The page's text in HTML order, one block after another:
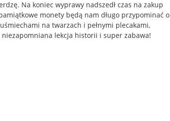
Na koniec wyprawy nadszedł czas na zakup
monety będą nam długo przypominać o
na twarzach i pełnymi plecakami,
niezapomniana lekcja historii i super zabawa!